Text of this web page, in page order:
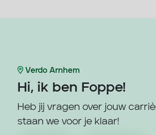
Verdo Arnhem
Hi, ik ben Foppe!
Heb jij vragen over jouw
staan we voor je klaar!